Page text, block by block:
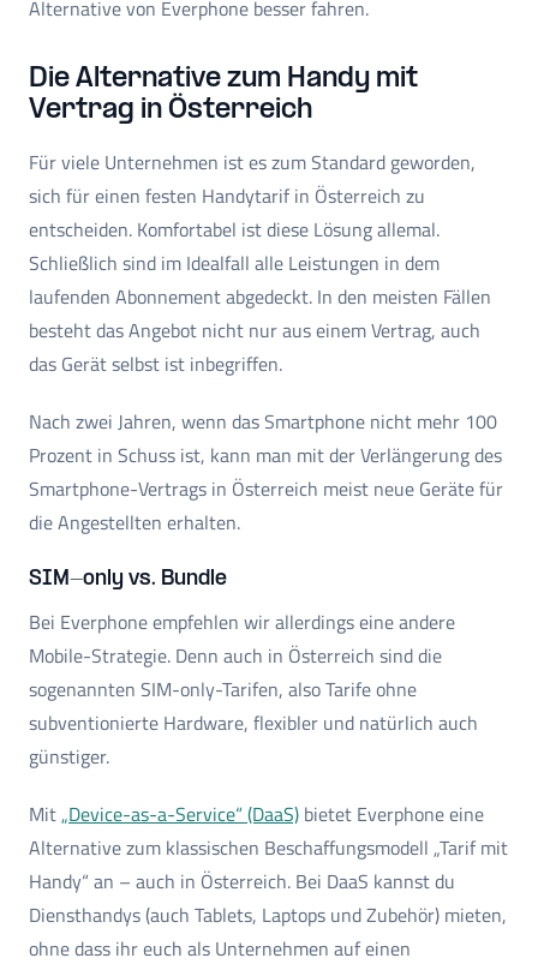
Alternative von Everphone besser fahren.
Die Alternative zum Handy mit
Vertrag in Österreich
Für viele Unternehmen ist es zum Standard geworden,
sich für einen festen Handytarif in Österreich zu
entscheiden. Komfortabel ist diese Lösung allemal.
Schließlich sind im Idealfall alle Leistungen in dem
laufenden Abonnement abgedeckt. In den meisten Fällen
besteht das Angebot nicht nur aus einem Vertrag, auch
das Gerät selbst ist inbegriffen.
Nach zwei Jahren, wenn das Smartphone nicht mehr 100
Prozent in Schuss ist, kann man mit der Verlängerung des
Smartphone-Vertrags in Österreich meist neue Geräte für
die Angestellten erhalten.
SIM-only vs. Bundle
Bei Everphone empfehlen wir allerdings eine andere
Mobile-Strategie. Denn auch in Österreich sind die
sogenannten SIM-only-Tarifen, also Tarife ohne
subventionierte Hardware, flexibler und natürlich auch
günstiger.
Mit„Device-as-a-Service“ (DaaS) bietet Everphone eine
Alternative zum klassischen Beschaffungsmodell „Tarif mit
Handy“ an – auch in Österreich. Bei DaaS kannst du
Diensthandys (auch Tablets, Laptops und Zubehör) mieten,
ohne dass ihr euch als Unternehmen auf einen